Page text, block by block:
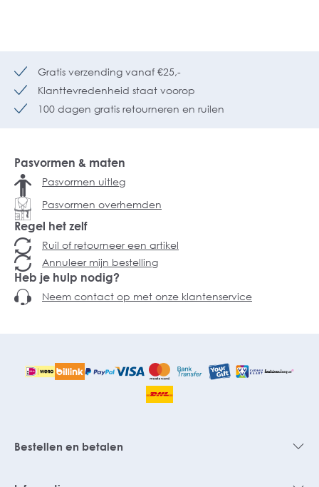
Gratis verzending vanaf €25,-
Klanttevredenheid staat voorop
100 dagen gratis retourneren en ruilen
Pasvormen & maten
Pasvormen uitleg
Pasvormen overhemden
Regel het zelf
Ruil of retourneer een artikel
Annuleer mijn bestelling
Heb je hulp nodig?
Neem contact op met onze klantenservice
Bestellen en betalen